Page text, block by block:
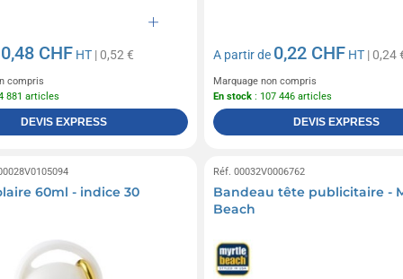
0,48 CHF HT | 0,52 €
compris
881 articles
DEVIS EXPRESS
A partir de 0,22 CHF HT| 0,24
Marquage non compris
En stock: 107 446 articles
DEVIS EXPRESS
60ml - indice 30
Réf. 00032V0006762
Bandeau tête publicitaire -
Beach